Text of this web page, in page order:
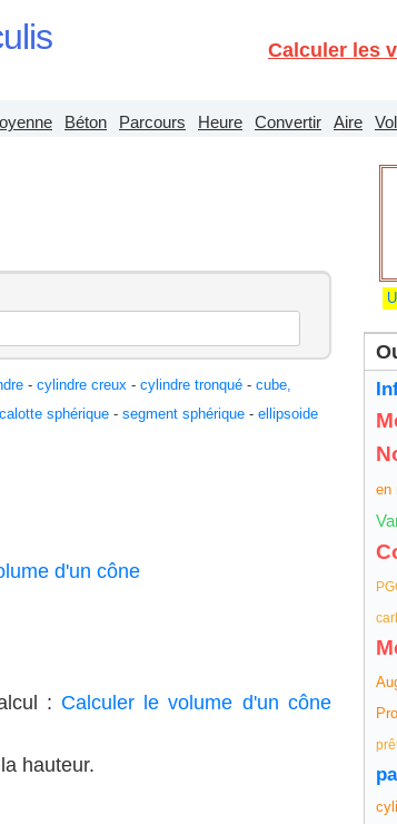
Calculer les
Béton Parcours Heure Convertir Aire
-cylindre creux -cylindre tronqué -cube,
calotte sphérique- segment sphérique- ellipsoide
d'un cône
: Calculer le volume d'un cône
hauteur.
en